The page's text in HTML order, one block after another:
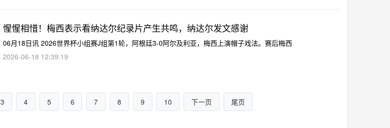
惺惺相惜！梅西表示看纳达尔纪录片产生共鸣，纳达尔发文感谢
06月18日讯 2026世界杯小组赛J组第1轮，阿根廷3-0阿尔及利亚，梅西上演帽子戏法。赛后梅西
2026-06-18 12:39:19
3 4 5 6 7 8 9 10 下一页 尾页